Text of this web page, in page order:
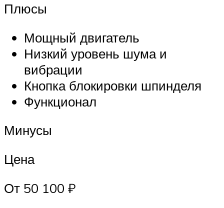
Плюсы
Мощный двигатель
Низкий уровень шума и
вибрации
Кнопка блокировки шпинделя
Функционал
Минусы
Цена
От 50 100 ₽